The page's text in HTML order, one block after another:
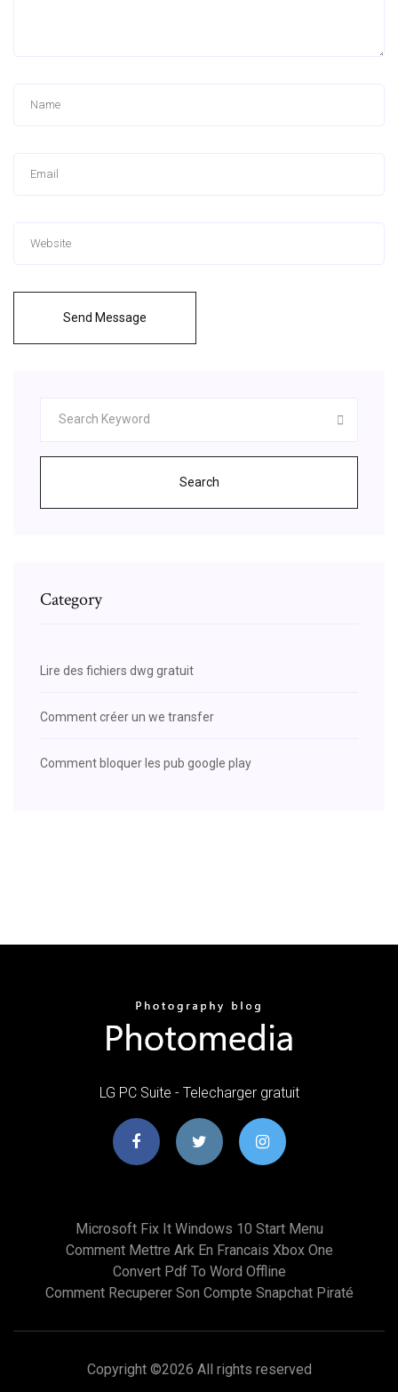
Send Message
Search
Category
Lire des fichiers dwg gratuit
Comment créer un we transfer
Comment bloquer les pub google play
LG PC Suite - Telecharger gratuit
Microsoft Fix It Windows 10 Start Menu
Comment Mettre Ark En Francais Xbox One
Convert Pdf To Word Offline
Comment Recuperer Son Compte Snapchat Piraté
Copyright ©2026 All rights reserved